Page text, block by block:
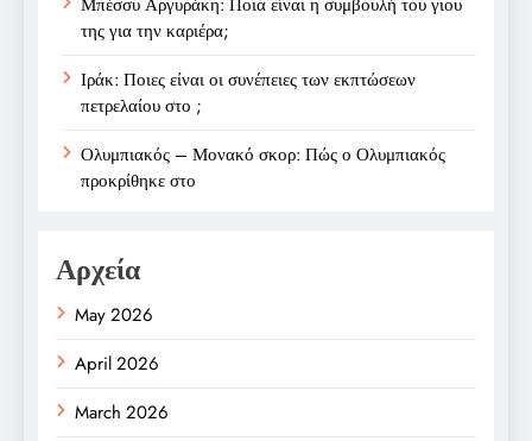
της για την καριέρα;
Ιράκ: Ποιες είναι οι συνέπειες των εκπτώσεων
πετρελαίου στο ;
Ολυμπιακός – Μονακό σκορ: Πώς ο Ολυμπιακός
προκρίθηκε στο
Αρχεία
May 2026
April 2026
March 2026